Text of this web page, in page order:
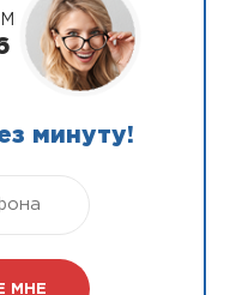
минуту!